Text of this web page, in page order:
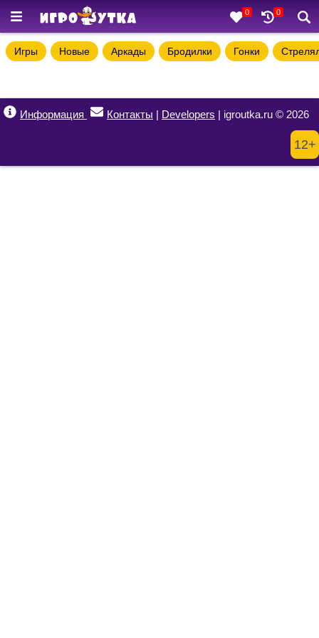
0 0
Игры Новые Аркады Бродилки Гонки
Информация Контакты | Developers | igroutka.ru © 2026
12+